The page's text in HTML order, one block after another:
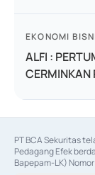
EKONOMI
ALFI :
CERMINKAN
PT BCA Sekuritas
Pedagang Efek
Bapepam-LK)